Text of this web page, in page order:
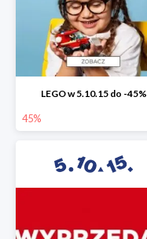
LEGO w 5.10.15 do -45%
45%